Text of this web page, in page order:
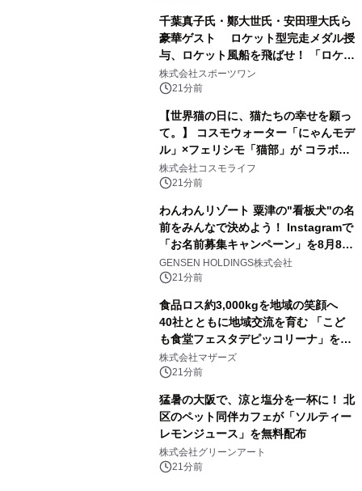
千葉真子氏・鄭大世氏・安田理大氏ら
豪華ゲスト ロケット型完走メダル授
与、ロケット風船を飛ばせ！ 「ロケッ
トマラソン2026」開催
株式会社スポーツワン
21分前
【世界猫の日に、猫たちの幸せを願っ
て。】 コスモウォーター「にゃんモデ
ル」×フェリシモ「猫部」が コラボキ
ャンペーンを実施
株式会社コスモライフ
21分前
わんわんリゾート 粟津の"看板犬"の名
前をみんなで決めよう！ Instagramで
「お名前募集キャンペーン」を8月8日
(土)より開催
GENSEN HOLDINGS株式会社
21分前
食品ロス約3,000kgを地域の笑顔へ
40社とともに地域交流を育む 「こど
も食堂フェスタデピッコリーナ」を9
月5日(土)開催
株式会社マザーズ
21分前
猛暑の大阪で、涼と塩分を一杯に！ 北
区のペット同伴カフェが「ソルティー
レモンジュース」を無料配布
株式会社グリーンアート
21分前